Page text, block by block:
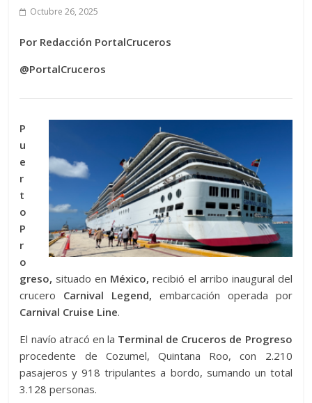
Octubre 26, 2025
Por Redacción PortalCruceros
@PortalCruceros
P
u
e
r
t
o
P
r
o
greso, situado en México, recibió el arribo inaugural del
crucero Carnival Legend, embarcación operada por
Carnival Cruise Line.
El navío atracó en la Terminal de Cruceros de Progreso
procedente de Cozumel, Quintana Roo, con 2.210
pasajeros y 918 tripulantes a bordo, sumando un total
3.128 personas.